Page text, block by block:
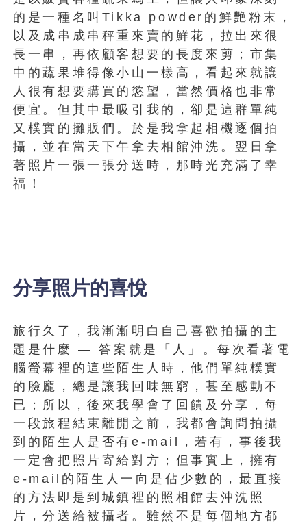
的是一種名叫Tikka powder的鮮艷粉末，
以及成串成串秤重來賣的鮮花，拉出來很
長一串，再依顧客想要的長度來剪；市集
中的蔬果堆得像小山一樣高，看起來就讓
人很有想要購買的慾望，當然價格也非常
便宜。但其中最吸引我的，卻是這群單純
又樸實的攤販們。於是我拿起相機逐個拍
攝，並在當天下午拿去相館沖洗。翌日拿
著照片一張一張分送時，那時光充滿了幸
福！
分享照片的喜悅
旅行久了，我漸漸明白自己喜歡拍攝的主
題是什麼 — 答案就是「人」。每次看著電
腦螢幕裡的這些陌生人時，他們單純樸實
的臉龐，總是讓我回味無窮，甚至感動不
已；所以，後來我學會了回饋及分享，每
一段旅程結束離開之前，我都會詢問拍攝
到的陌生人是否有e-mail，若有，事後我
一定會把照片寄給對方；但事實上，擁有
e-mail的陌生人一向是佔少數的，最直接
的方法即是到城鎮裡的照相館去沖洗照
片，分送給被攝者。雖然不是每個地方都